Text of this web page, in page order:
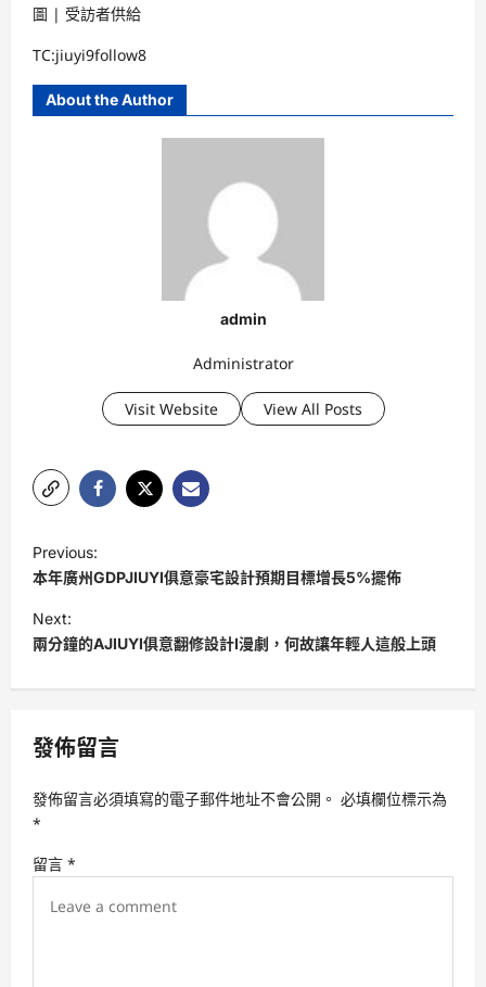
圖 | 受訪者供給
TC:jiuyi9follow8
About the Author
admin
Administrator
Visit Website View All Posts
o
s
t
v
g
t
Previous:
本年廣州GDPJIUYI俱意豪宅設計預期目標增長5%擺佈
Next:
兩分鐘的AJIUYI俱意翻修設計I漫劇，何故讓年輕人這般上頭
發佈留言
發佈留言必須填寫的電子郵件地址不會公開。 必填欄位標示為
*
留言 *